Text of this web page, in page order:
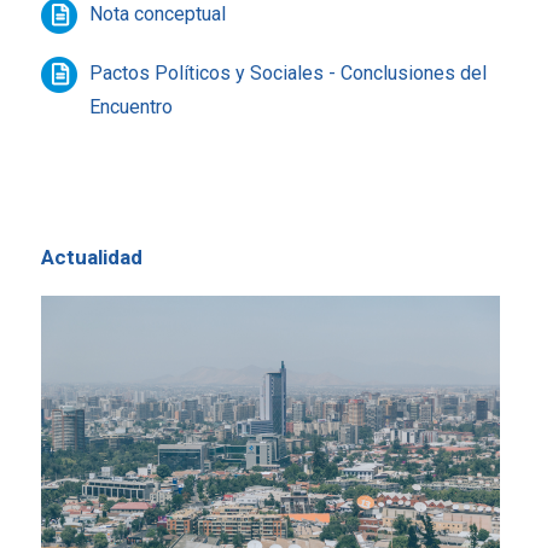
Nota conceptual
Pactos Políticos y Sociales - Conclusiones del
Encuentro
Actualidad